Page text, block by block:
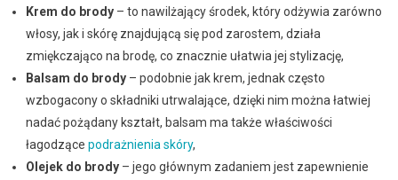
Krem do brody– to nawilżający środek, który odżywia zarówno
włosy, jak i skórę znajdującą się pod zarostem, działa
zmiękczająco na brodę, co znacznie ułatwia jej stylizację,
Balsam do brody– podobnie jak krem, jednak często
wzbogacony o składniki utrwalające, dzięki nim można łatwiej
nadać pożądany kształt, balsam ma także właściwości
łagodzące podrażnienia skóry,
Olejek do brody– jego głównym zadaniem jest zapewnienie